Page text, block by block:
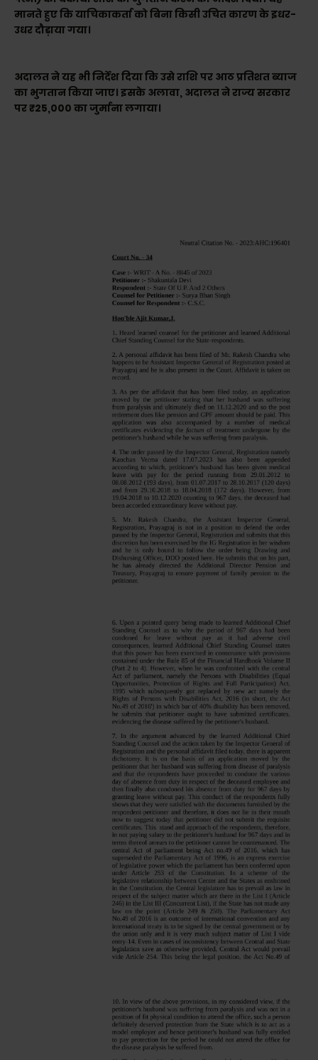
मानते हुए कि याचिकाकर्ता को बिना किसी उचित कारण के इधर-
उधर दौड़ाया गया।
अदालत ने यह भी निर्देश दिया कि उसे राशि पर आठ प्रतिशत ब्याज
का भुगतान किया जाए। इसके अलावा, अदालत ने राज्य सरकार
पर ₹25,000 का जुर्माना लगाया।